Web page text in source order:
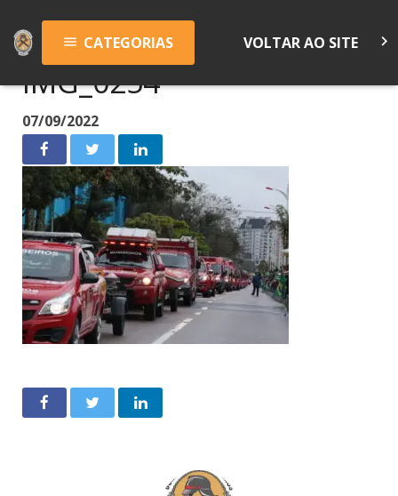
menu CATEGORIAS VOLTAR AO SITE keyboard_arrow_right
IMG_0254
07/09/2022